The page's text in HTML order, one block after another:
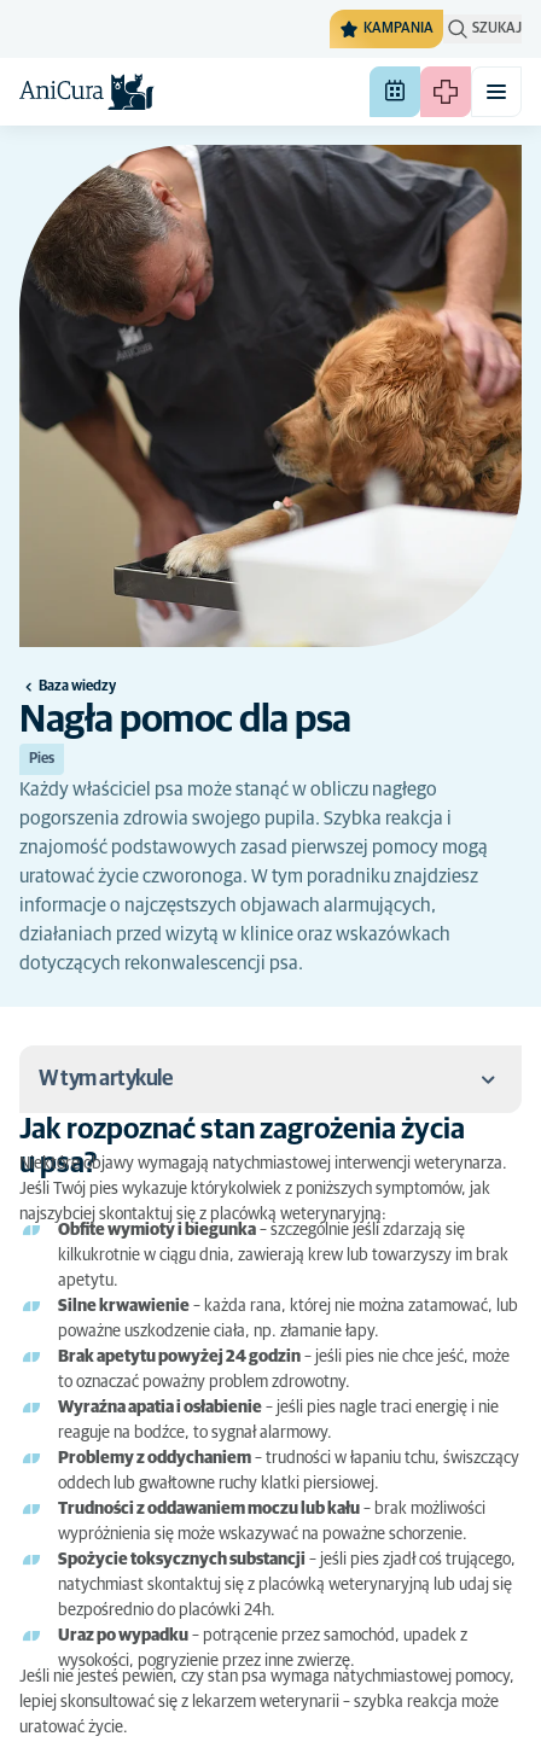
KAMPANIA SZUKAJ
Baza wiedzy
Nagła pomoc dla psa
Pies
Każdy właściciel psa może stanąć w obliczu nagłego
pogorszenia zdrowia swojego pupila. Szybka reakcja i
znajomość podstawowych zasad pierwszej pomocy mogą
uratować życie czworonoga. W tym poradniku znajdziesz
informacje o najczęstszych objawach alarmujących,
działaniach przed wizytą w klinice oraz wskazówkach
dotyczących rekonwalescencji psa.
W tym artykule
Jak rozpoznać stan zagrożenia życia u psa?
Pierwsza pomoc dla psa przed wizytą u weterynarza
Co zabrać do placówki weterynaryjnej ‘Emergency /
24h’?
Jak wygląda nagła wizyta u lekarza weterynarii?
Jak dbać o psa po nagłej interwencji?
Jak zapobiegać nagłym przypadkom u psa?
Co zrobić, jeśli Twój stały weterynarz jest
niedostępny?
Jak rozpoznać stan zagrożenia życia
u psa?
Niektóre objawy wymagają natychmiastowej interwencji weterynarza.
Jeśli Twój pies wykazuje którykolwiek z poniższych symptomów, jak
najszybciej skontaktuj się z placówką weterynaryjną:
Obfite wymioty i biegunka – szczególnie jeśli zdarzają się
kilkukrotnie w ciągu dnia, zawierają krew lub towarzyszy im brak
apetytu.
Silne krwawienie – każda rana, której nie można zatamować, lub
poważne uszkodzenie ciała, np. złamanie łapy.
Brak apetytu powyżej 24 godzin – jeśli pies nie chce jeść, może
to oznaczać poważny problem zdrowotny.
Wyraźna apatia i osłabienie – jeśli pies nagle traci energię i nie
reaguje na bodźce, to sygnał alarmowy.
Problemy z oddychaniem – trudności w łapaniu tchu, świszczący
oddech lub gwałtowne ruchy klatki piersiowej.
Trudności z oddawaniem moczu lub kału – brak możliwości
wypróżnienia się może wskazywać na poważne schorzenie.
Spożycie toksycznych substancji – jeśli pies zjadł coś trującego,
natychmiast skontaktuj się z placówką weterynaryjną lub udaj się
bezpośrednio do placówki 24h.
Uraz po wypadku – potrącenie przez samochód, upadek z
wysokości, pogryzienie przez inne zwierzę.
Jeśli nie jesteś pewien, czy stan psa wymaga natychmiastowej pomocy,
lepiej skonsultować się z lekarzem weterynarii – szybka reakcja może
uratować życie.